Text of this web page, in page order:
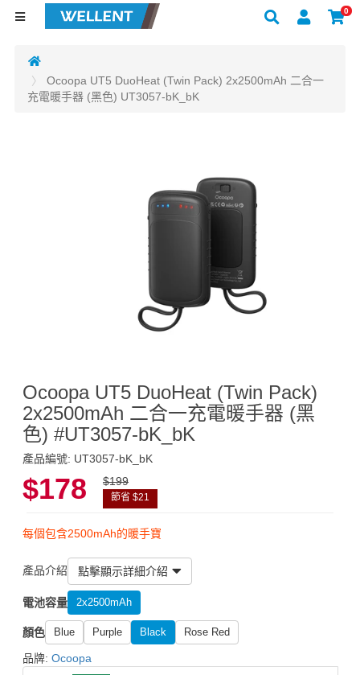
0
Ocoopa UT5 DuoHeat (Twin Pack) 2x2500mAh 二合一
充電暖手器 (黑色) UT3057-bK_bK
Ocoopa UT5 DuoHeat (Twin Pack)
2x2500mAh 二合一充電暖手器 (黑
色) #UT3057-bK_bK
產品編號: UT3057-bK_bK
$178 $199
節省 $21
每個包含2500mAh的暖手寶
產品介紹 點擊顯示詳細介紹
電池容量 2x2500mAh
顏色 Blue Purple Black Rose Red
品牌: Ocoopa